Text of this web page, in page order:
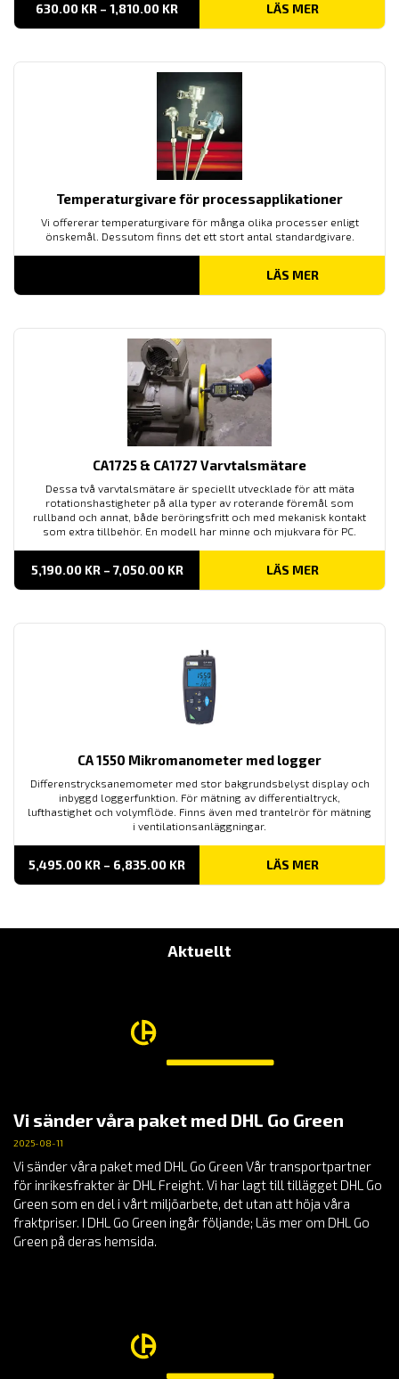
630.00 KR – 1,810.00 KRPRISINTERVALL:
TILL
LÄS MER
Temperaturgivare för processapplikationer
Vi offererar temperaturgivare för många olika processer enligt
önskemål. Dessutom finns det ett stort antal standardgivare.
LÄS MER
CA1725 & CA1727 Varvtalsmätare
Dessa två varvtalsmätare är speciellt utvecklade för att mäta
rotationshastigheter på alla typer av roterande föremål som
rullband och annat, både beröringsfritt och med mekanisk kontakt
som extra tillbehör. En modell har minne och mjukvara för PC.
5,190.00 KR – 7,050.00 KRPRISINTERVALL:
TILL
LÄS MER
CA 1550 Mikromanometer med logger
Differenstrycksanemometer med stor bakgrundsbelyst display och
inbyggd loggerfunktion. För mätning av differentialtryck,
lufthastighet och volymflöde. Finns även med trantelrör för mätning
i ventilationsanläggningar.
5,495.00 KR – 6,835.00 KRPRISINTERVALL:
TILL
LÄS MER
Aktuellt
Vi sänder våra paket med DHL Go Green
2025-08-11
Vi sänder våra paket med DHL Go Green Vår transportpartner
för inrikesfrakter är DHL Freight. Vi har lagt till tillägget DHL Go
Green som en del i vårt miljöarbete, det utan att höja våra
fraktpriser. I DHL Go Green ingår följande; Läs mer om DHL Go
Green på deras hemsida.